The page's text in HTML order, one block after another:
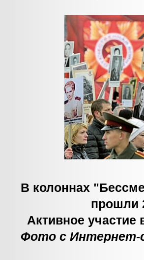
В колоннах
прошли
Активное
Фото с Интернет-